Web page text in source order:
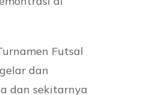
Futsal
dan
dan sekitarnya